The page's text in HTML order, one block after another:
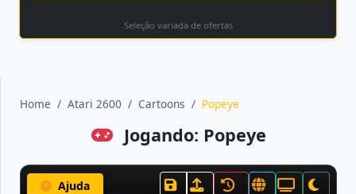
Seleção variada de ofertas
Home Atari 2600 Cartoons Popeye
Jogando: Popeye
Ajuda